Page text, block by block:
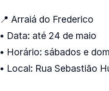
📍 Arraiá do Frederico
• Data: até 24 de maio
• Horário: sábados e
• Local: Rua Sebastião